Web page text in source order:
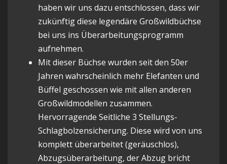
haben wir uns dazu entschlossen, dass wir
zukünftig diese legendäre Großwildbüchse
bei uns ins Überarbeitungsprogramm
aufnehmen.
Mit dieser Büchse wurden seit den 50er
Jahren wahrscheinlich mehr Elefanten und
Büffel geschossen wie mit allen anderen
Großwildmodellen zusammen.
Hervorragende Seitliche 3 Stellungs-
Schlagbolzensicherung. Diese wird von uns
komplett überarbeitet (geräuschlos),
Abzugsüberarbeitung, der Abzug bricht